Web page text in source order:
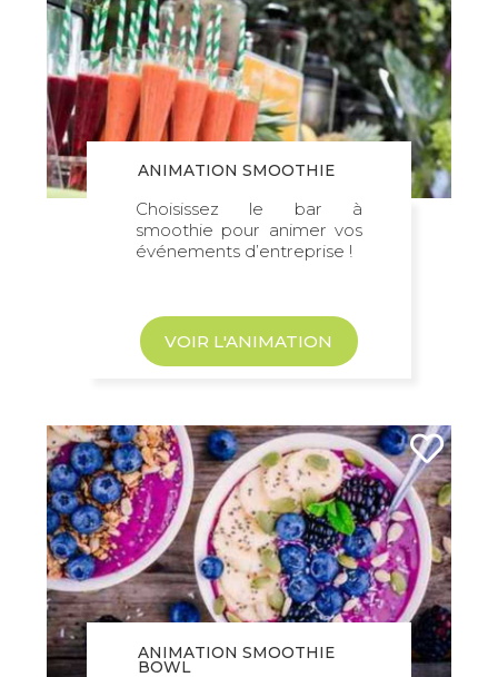
ANIMATION SMOOTHIE
Choisissez le bar à
smoothie pour animer vos
événements d’entreprise !
VOIR L'ANIMATION
ANIMATION SMOOTHIE
BOWL